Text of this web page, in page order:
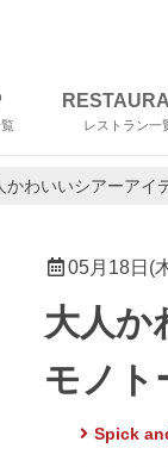
レストラン一
かわいいシアーア
05月18日(
大人か
モノト
Spick